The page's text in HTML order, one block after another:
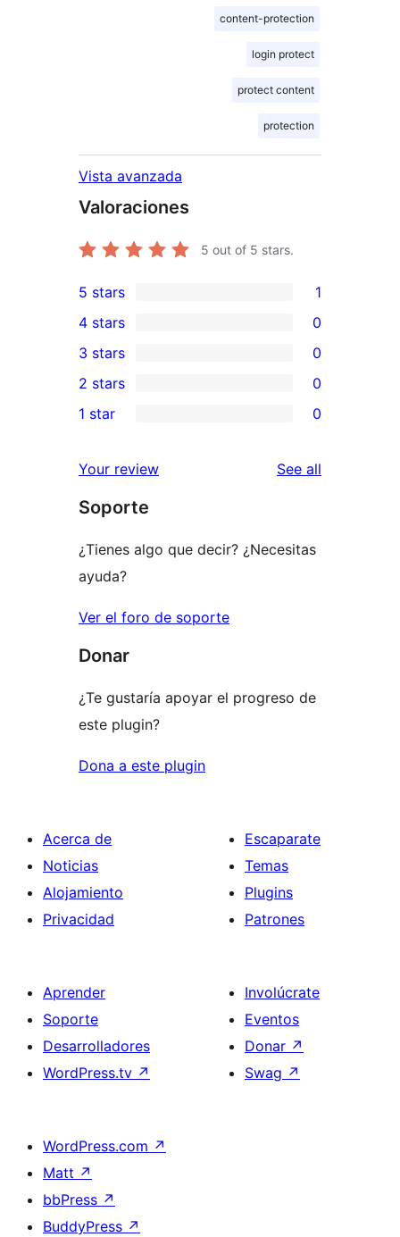
content-protection
login protect
protect content
protection
Vista avanzada
Valoraciones
5 out of 5 stars.
1
5-
star
review
5 stars 1
4-
star
reviews
4 stars 0
0
3-
star
3 stars 0
2-
reviews
2 stars 0
star
reviews
1 star 0
Your review See all
Soporte
¿Tienes algo que decir? ¿Necesitas
ayuda?
Ver el foro de soporte
Donar
¿Te gustaría apoyar el progreso de
este plugin?
Dona a este plugin
Acerca de
Noticias
Alojamiento
Privacidad
Escaparate
Temas
Plugins
Patrones
Aprender
Soporte
Desarrolladores
WordPress.tv ↗
Involúcrate
Eventos
Donar ↗
Swag ↗
WordPress.com ↗
Matt ↗
bbPress ↗
BuddyPress ↗